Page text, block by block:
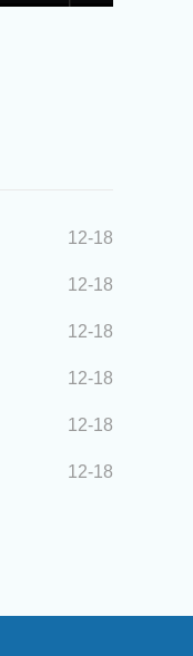
12-18
12-18
12-18
12-18
12-18
12-18